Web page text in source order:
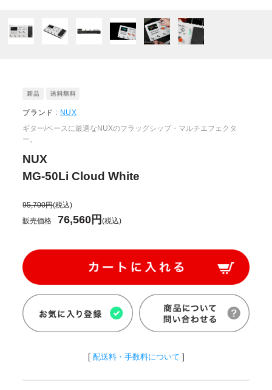
ブランド : NUX
ギター/ベースに最適なNUXのフラッグシップ・マルチエフェクタ
ー。
NUX
MG-50Li Cloud White
95,700円(税込)
販売価格
76,560円(税込)
[ 配送料・手数料について ]